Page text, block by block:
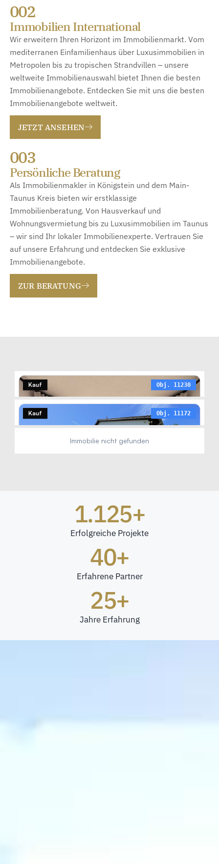
002
Immobilien International
Wir erweitern Ihren Horizont im Immobilienmarkt. Vom
mediterranen Einfamilienhaus über Luxusimmobilien in
Metropolen bis zu tropischen Strandvillen – unsere
weltweite Immobilienauswahl bietet Ihnen die besten
Immobilienangebote. Entdecken Sie mit uns die besten
Immobilienangebote weltweit.
JETZT ANSEHEN
003
Persönliche Beratung
Als Immobilienmakler in Königstein und dem Main-
Taunus Kreis bieten wir erstklassige
Immobilienberatung. Von Hausverkauf und
Wohnungsvermietung bis zu Luxusimmobilien im Taunus
– wir sind Ihr lokaler Immobilienexperte. Vertrauen Sie
auf unsere Erfahrung und entdecken Sie exklusive
Immobilienangebote.
ZUR BERATUNG
1.125+
Erfolgreiche Projekte
40+
Erfahrene Partner
25+
Jahre Erfahrung